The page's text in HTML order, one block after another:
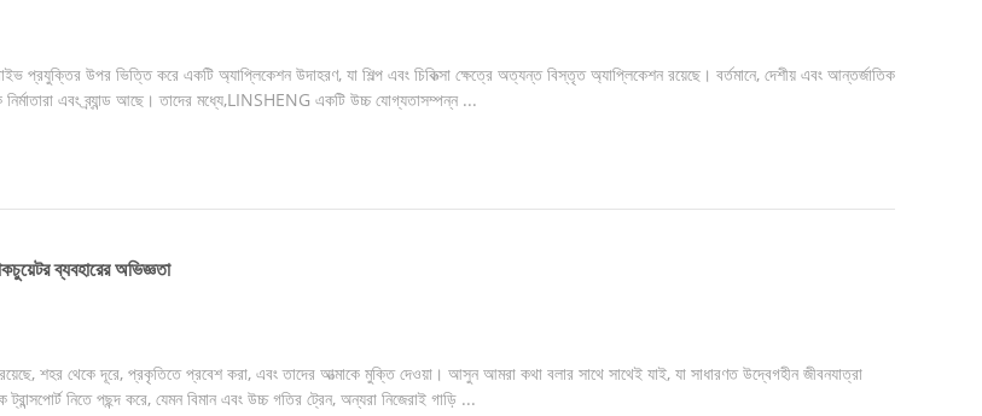
প্রযুক্তির উপর ভিত্তি করে একটি অ্যাপ্লিকেশন উদাহরণ, যা শিল্প এবং চিকিত্সা ক্ষেত্রে অত্যন্ত বিস্তৃত অ্যাপ্লিকেশন রয়েছে। বর্তমানে, দেশীয় এবং আন্তর্জাতিক
এবং ব্র্যান্ড আছে। তাদের মধ্যে,LINSHENG একটি উচ্চ যোগ্যতাসম্পন্ন ...
ব্যবহারের অভিজ্ঞতা
শহর থেকে দূরে, প্রকৃতিতে প্রবেশ করা, এবং তাদের আত্মাকে মুক্তি দেওয়া। আসুন আমরা কথা বলার সাথে সাথেই যাই, যা সাধারণত উদ্বেগহীন জীবনযাত্রা
নিতে পছন্দ করে, যেমন বিমান এবং উচ্চ গতির ট্রেন, অন্যরা নিজেরাই গাড়ি ...